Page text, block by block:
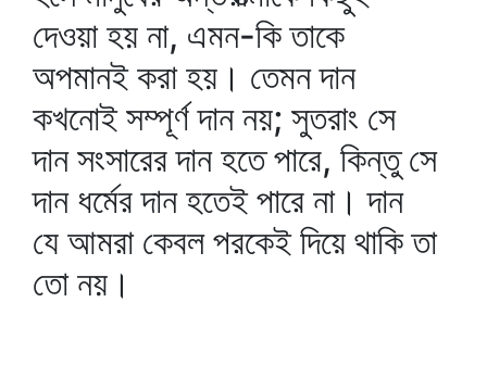
দেওয়া হয় না, এমন-কি তাকে
অপমানই করা হয়। তেমন দান
কখনোই সম্পূর্ণ দান নয়; সুতরাং সে
দান সংসারের দান হতে পারে, কিন্তু সে
দান ধর্মের দান হতেই পারে না। দান
যে আমরা কেবল পরকেই দিয়ে থাকি তা
তো নয়।